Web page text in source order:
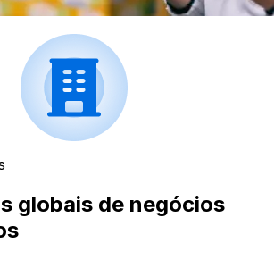
globais de negócios